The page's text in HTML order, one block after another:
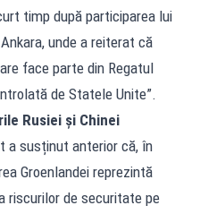
timp după participarea lui
unde a reiterat că
face parte din Regatul
de Statele Unite”.
Rusiei și Chinei
a susținut anterior că, în
Groenlandei reprezintă
riscurilor de securitate pe